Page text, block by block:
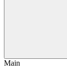
Main